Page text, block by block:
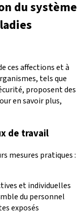
du système
ces affections et à
tels que
proposent des
en savoir plus,
de travail
mesures pratiques :
et individuelles
du personnel
exposés